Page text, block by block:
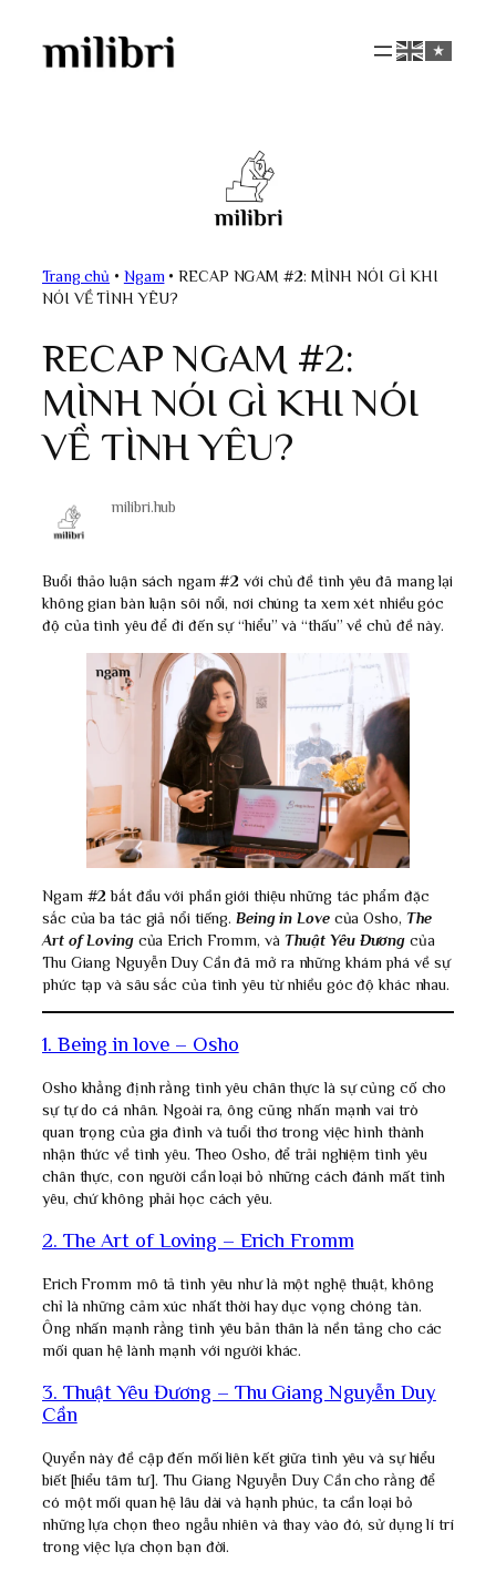
content
Trang chủ • Ngam • RECAP NGAM #2: MÌNH NÓI GÌ KHI
NÓI VỀ TÌNH YÊU?
RECAP NGAM #2:
MÌNH NÓI GÌ KHI NÓI
VỀ TÌNH YÊU?
milibri.hub
Buổi thảo luận sách ngam #2 với chủ đề tình yêu đã mang lại
không gian bàn luận sôi nổi, nơi chúng ta xem xét nhiều góc
độ của tình yêu để đi đến sự “hiểu” và “thấu” về chủ đề này.
Ngam #2 bắt đầu với phần giới thiệu những tác phẩm đặc
sắc của ba tác giả nổi tiếng. Being in Lovecủa Osho, The
Art of Lovingcủa Erich Fromm, và Thuật Yêu Đương của
Thu Giang Nguyễn Duy Cần đã mở ra những khám phá về sự
phức tạp và sâu sắc của tình yêu từ nhiều góc độ khác nhau.
1. Being in love – Osho
Osho khẳng định rằng tình yêu chân thực là sự củng cố cho
sự tự do cá nhân. Ngoài ra, ông cũng nhấn mạnh vai trò
quan trọng của gia đình và tuổi thơ trong việc hình thành
nhận thức về tình yêu. Theo Osho, để trải nghiệm tình yêu
chân thực, con người cần loại bỏ những cách đánh mất tình
yêu, chứ không phải học cách yêu.
2. The Art of Loving – Erich Fromm
Erich Fromm mô tả tình yêu như là một nghệ thuật, không
chỉ là những cảm xúc nhất thời hay dục vọng chóng tàn.
Ông nhấn mạnh rằng tình yêu bản thân là nền tảng cho các
mối quan hệ lành mạnh với người khác.
3. Thuật Yêu Đương – Thu Giang Nguyễn Duy
Cần
Quyển này đề cập đến mối liên kết giữa tình yêu và sự hiểu
biết [hiểu tâm tư]. Thu Giang Nguyễn Duy Cần cho rằng để
có một mối quan hệ lâu dài và hạnh phúc, ta cần loại bỏ
những lựa chọn theo ngẫu nhiên và thay vào đó, sử dụng lí trí
trong việc lựa chọn bạn đời.